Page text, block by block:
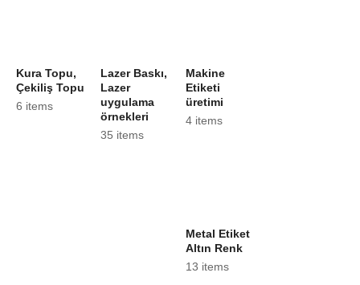
Kura Topu,
Çekiliş Topu
6 items
Lazer Baskı,
Lazer
uygulama
örnekleri
35 items
Makine
Etiketi
üretimi
4 items
Metal Etiket
Altın Renk
13 items